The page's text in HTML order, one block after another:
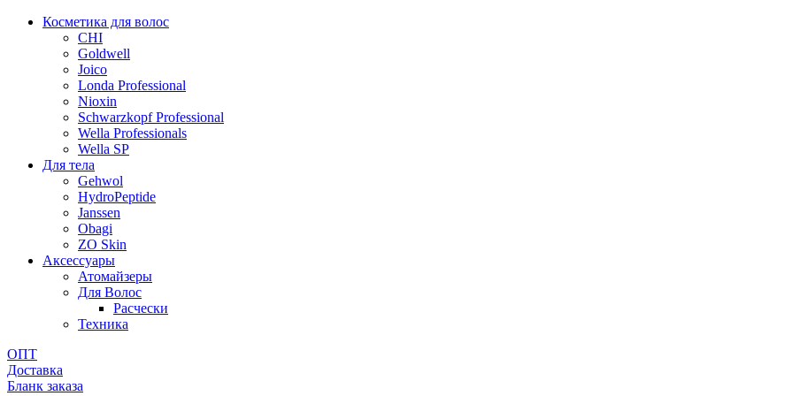
Косметика для волос
CHI
Goldwell
Joico
Londa Professional
Nioxin
Schwarzkopf Professional
Wella Professionals
Wella SP
Для тела
Gehwol
HydroPeptide
Janssen
Obagi
ZO Skin
Aксессуары
Атомайзеры
Для Волос
Расчески
Техника
ОПТ
Доставка
Бланк заказа